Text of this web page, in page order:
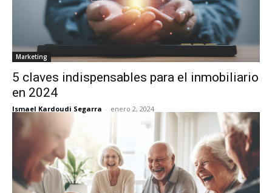
Marketing
5 claves indispensables para el inmobiliario
en 2024
Ismael Kardoudi Segarra - enero 2, 2024